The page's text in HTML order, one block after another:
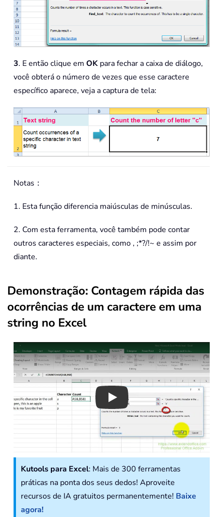
3. E então clique em OK para fechar a caixa de diálogo,
você obterá o número de vezes que esse caractere
específico aparece, veja a captura de tela:
Notas：
1. Esta função diferencia maiúsculas de minúsculas.
2. Com esta ferramenta, você também pode contar
outros caracteres especiais, como , ;*?/!~ e assim por
diante.
Demonstração: Contagem rápida das
ocorrências de um caractere em uma
string no Excel
Play
Kutools para Excel: Mais de 300 ferramentas
práticas na ponta dos seus dedos! Aproveite
recursos de IA gratuitos permanentemente! Baixe
agora!